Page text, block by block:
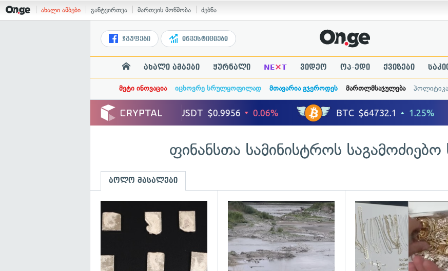
ახალი ამბები განტვირთვა მართვის მოწმობა ძებნა
ჯგუფები ინვესტიციები
ახალი ამბები ჟურნალი NE×T ვიდეო ოპ-ედი ქვიზები
მეტი ინოვაცია იცხოვრე სრულყოფილად მთავარია გჯეროდეს მართლმსაჯულება პოლიტიკა
ფინანსთა სამინისტროს საგამოძიებო
ბოლო მასალები
გადახედვა გადახედვა